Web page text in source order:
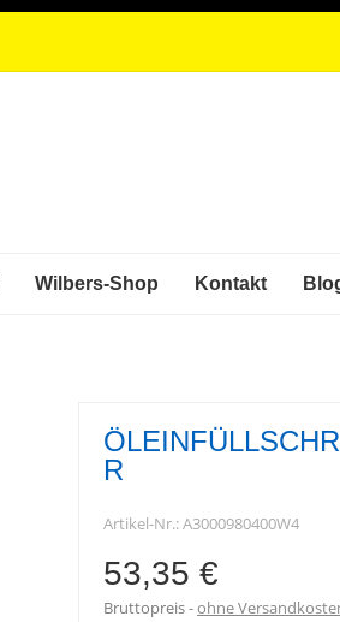
Wilbers-Shop Kontakt
R
Artikel-Nr.:A3000980400W4
53,35 €
Bruttopreis ohne